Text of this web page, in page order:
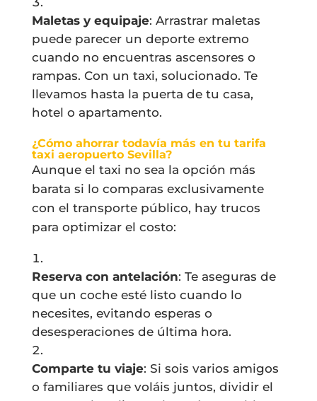
Maletas y equipaje: Arrastrar maletas
puede parecer un deporte extremo
cuando no encuentras ascensores o
rampas. Con un taxi, solucionado. Te
llevamos hasta la puerta de tu casa,
hotel o apartamento.
¿Cómo ahorrar todavía más en tu tarifa
taxi aeropuerto Sevilla?
Aunque el taxi no sea la opción más
barata si lo comparas exclusivamente
con el transporte público, hay trucos
para optimizar el costo:
Reserva con antelación: Te aseguras de
que un coche esté listo cuando lo
necesites, evitando esperas o
desesperaciones de última hora.
Comparte tu viaje: Si sois varios amigos
o familiares que voláis juntos, dividir el